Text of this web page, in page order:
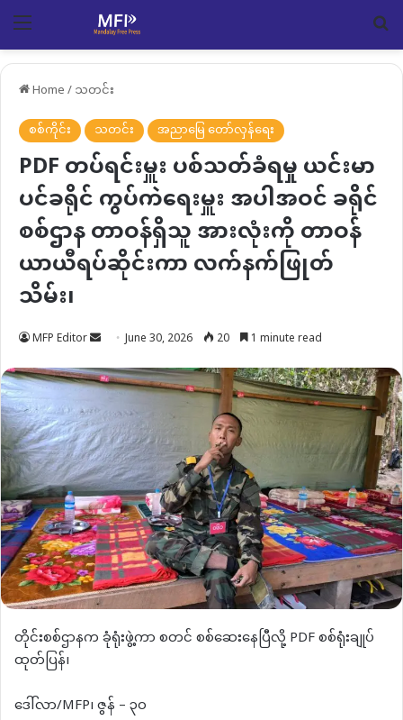
Menu
Home/သတင်း
စစ်ကိုင်း
သတင်း အညာမြေ တော်လှန်ရေး
PDF တပ်ရင်းမှူး ပစ်သတ်ခံရမှု ယင်းမာ
ပင်ခရိုင် ကွပ်ကဲရေးမှူး အပါအဝင် ခရိုင်
စစ်ဌာန တာဝန်ရှိသူ အားလုံးကို တာဝန်
ယာယီရပ်ဆိုင်းကာ လက်နက်ဖြုတ်
သိမ်း၊
MFP Editor Send
email
June 30, 2026 20 1 minute read
တိုင်းစစ်ဌာနက ခုံရုံးဖွဲ့ကာ စတင် စစ်ဆေးနေပြီလို့ PDF စစ်ရုံးချုပ်
ထုတ်ပြန်၊
ဒေါ်လာ/MFP၊ ဇွန် – ၃၀